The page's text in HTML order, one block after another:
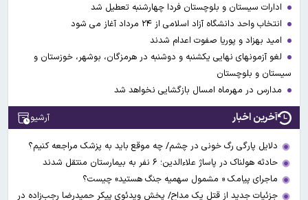
ادارات سیستان و بلوچستان فردا چهارشنبه تعطیل شد
انتخاب واحد دانشگاه آزاد اسلامی از ۲۴ مرداد آغاز می شود
امید بهزاد و پوریا صفوت اعدام شدند
لغو آزمونهای نهایی یکشنبه و دوشنبه در هرمزگان، بوشهر، خوزستان و
سیستان و بلوچستان
مدارس در مهرماه امسال بازگشایی نخواهد شد
آخرین اخبار آرشیو
دلایل پارگی رگ خونی در چشم/ چه موقع باید به پزشک مراجعه کنیم؟
حادثه هولناک در پاساژ علاءالدین؛ ۶ نفر به بیمارستان منتقل شدند
ماجرای پیامک « مشمول سهمیه جنگ هستید» چیست؟
جزئیات جدید از قتل یک مداح/ پخش ویدئوی پیکر حمیدرضا رجب‌زاده در